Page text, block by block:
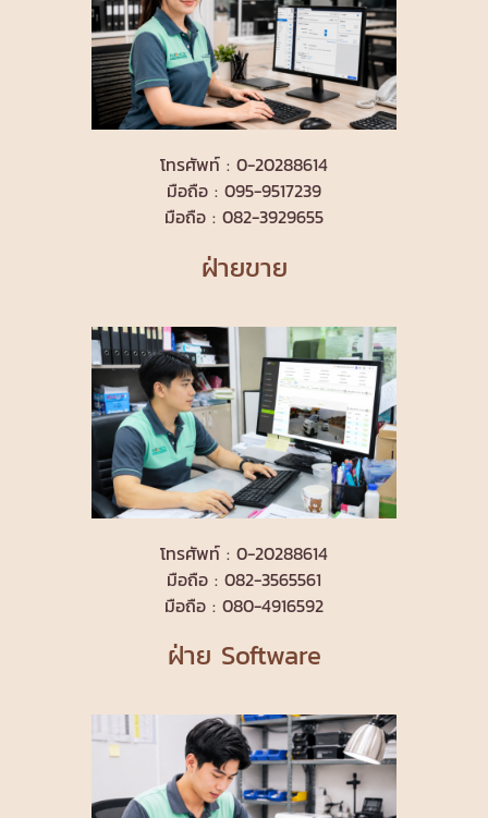
โทรศัพท์ : 0-20288614
มือถือ : 095-9517239
มือถือ : 082-3929655
ฝ่ายขาย
โทรศัพท์ : 0-20288614
มือถือ : 082-3565561
มือถือ : 080-4916592
ฝ่าย Software